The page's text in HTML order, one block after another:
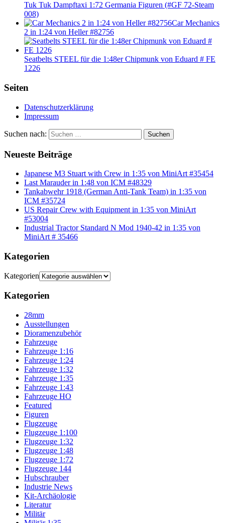
Tuk Tuk Dampftaxi 1:72 Germania Figuren (#GF 72-Steam
008)
Car Mechanics
2 in 1:24 von Heller #82756
Seatbelts STEEL für die 1:48er Chipmunk von Eduard # FE
1226
Seiten
Datenschutzerklärung
Impressum
Suchen nach: Suchen
Neueste Beiträge
Japanese M3 Stuart with Crew in 1:35 von MiniArt #35454
Last Marauder in 1:48 von ICM #48329
Tankabwehr 1918 (German Anti-Tank Team) in 1:35 von
ICM #35724
US Repair Crew with Equipment in 1:35 von MiniArt
#53004
Industrial Tractor Standard N Mod 1940-42 in 1:35 von
MiniArt # 35466
Kategorien
Kategorien
Kategorien
28mm
Ausstellungen
Dioramenzubehör
Fahrzeuge
Fahrzeuge 1:16
Fahrzeuge 1:24
Fahrzeuge 1:32
Fahrzeuge 1:35
Fahrzeuge 1:43
Fahrzeuge HO
Featured
Figuren
Flugzeuge
Flugzeuge 1:100
Flugzeuge 1:32
Flugzeuge 1:48
Flugzeuge 1:72
Flugzeuge 144
Hubschrauber
Industrie News
Kit-Archäologie
Literatur
Militär